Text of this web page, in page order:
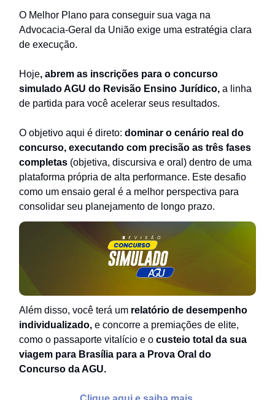
O Melhor Plano para conseguir sua vaga na
Advocacia-Geral da União exige uma estratégia clara
de execução.
Hoje, abrem as inscrições para o concurso
simulado AGU do Revisão Ensino Jurídico, a linha
de partida para você acelerar seus resultados.
O objetivo aqui é direto: dominar o cenário real do
concurso, executando com precisão as três fases
completas (objetiva, discursiva e oral) dentro de uma
plataforma própria de alta performance. Este desafio
como um ensaio geral é a melhor perspectiva para
consolidar seu planejamento de longo prazo.
Além disso, você terá um relatório de desempenho
individualizado, e concorre a premiações de elite,
como o passaporte vitalício e o custeio total da sua
viagem para Brasília para a Prova Oral do
Concurso da AGU.